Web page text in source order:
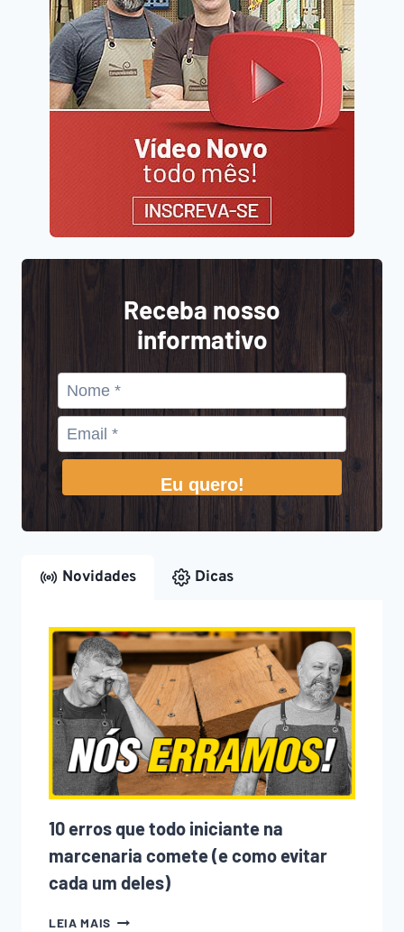
Receba nosso
informativo
Eu quero!
Novidades Dicas
10 erros que todo iniciante na
marcenaria comete (e como evitar
cada um deles)
LEIA MAIS 10